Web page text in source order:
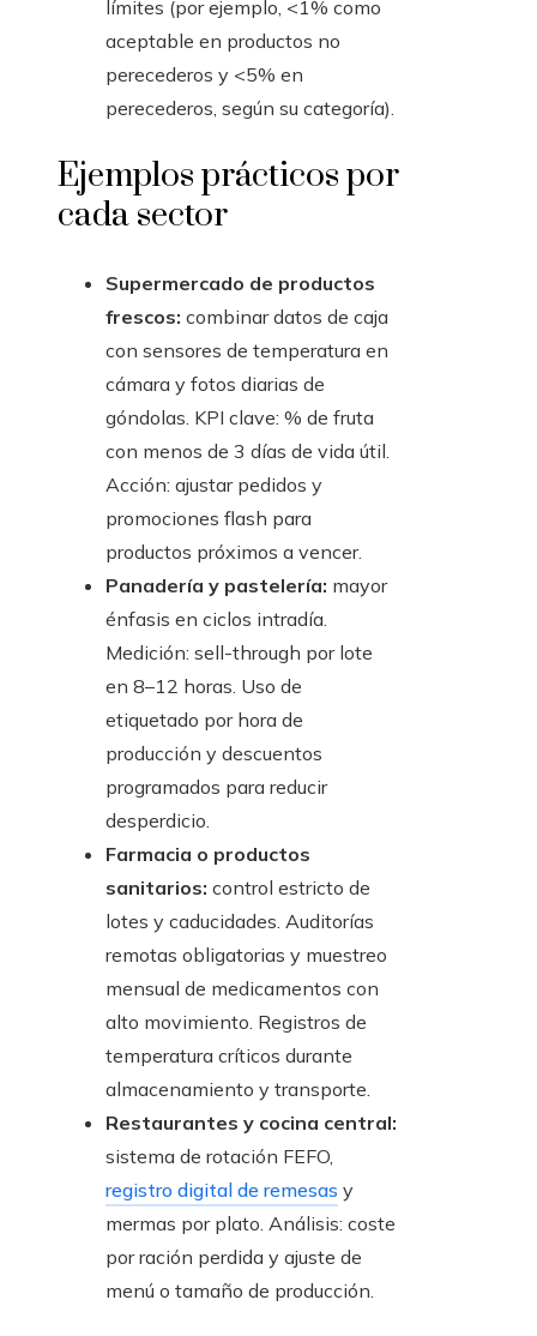
límites (por ejemplo, <1% como
aceptable en productos no
perecederos y <5% en
perecederos, según su categoría).
Ejemplos prácticos por
cada sector
Supermercado de productos
frescos: combinar datos de caja
con sensores de temperatura en
cámara y fotos diarias de
góndolas. KPI clave: % de fruta
con menos de 3 días de vida útil.
Acción: ajustar pedidos y
promociones flash para
productos próximos a vencer.
Panadería y pastelería: mayor
énfasis en ciclos intradía.
Medición: sell-through por lote
en 8–12 horas. Uso de
etiquetado por hora de
producción y descuentos
programados para reducir
desperdicio.
Farmacia o productos
sanitarios: control estricto de
lotes y caducidades. Auditorías
remotas obligatorias y muestreo
mensual de medicamentos con
alto movimiento. Registros de
temperatura críticos durante
almacenamiento y transporte.
Restaurantes y cocina central:
sistema de rotación FEFO,
registro digital de remesas y
mermas por plato. Análisis: coste
por ración perdida y ajuste de
menú o tamaño de producción.